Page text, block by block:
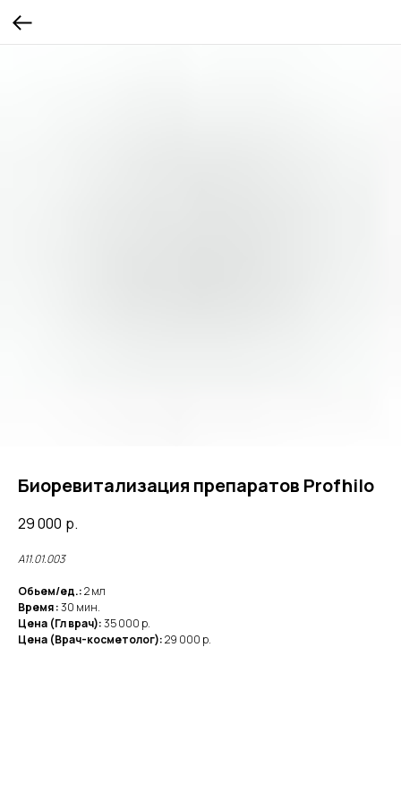
Биоревитализация препаратов Profhilo
29 000 р.
А11.01.003
Обьем/ед.:2 мл
Время :30 мин.
Цена (Гл врач):35 000 р.
Цена (Врач-косметолог):29 000 р.